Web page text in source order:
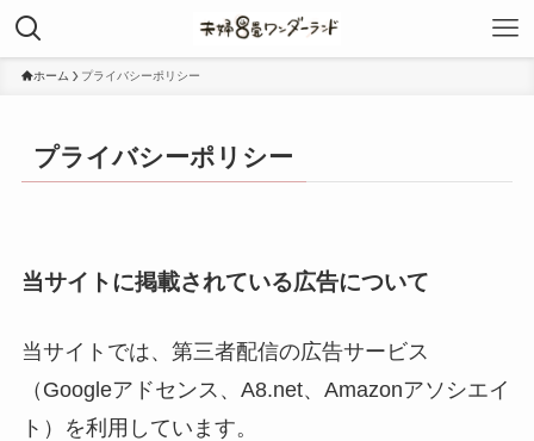
ホーム プライバシーポリシー
プライバシーポリシー
当サイトに掲載されている広告について
当サイトでは、第三者配信の広告サービス
（Googleアドセンス、A8.net、Amazonアソシエイ
ト）を利用しています。